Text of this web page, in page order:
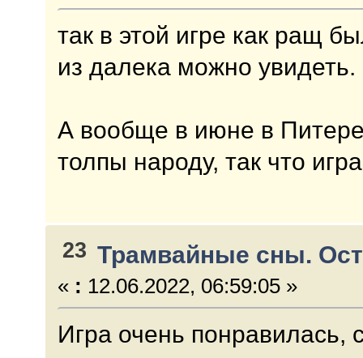
так в этой игре как ращ
из далека можно увидеть.
А вообще в июне в
толпы народу, так что
23 Трамвайные сны.
« : 12.06.2022, 06:59:05 »
Игра очень понравилась,